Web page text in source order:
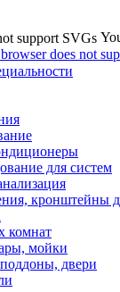
support SVGs
does not
для систем
кронштейны
комнат
мойки
двери